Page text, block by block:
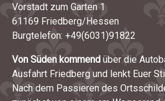
Vorstadt zum Garten 1
61169 Friedberg/Hessen
Burgtelefon: +49(6031)91822
Von Süden kommend über die
Ausfahrt Friedberg und lenkt Euer
Nach dem Passieren des